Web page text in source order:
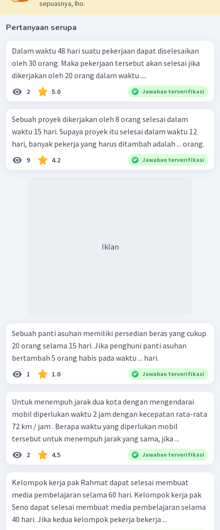
sepuasnya, lho.
Pertanyaan serupa
Dalam waktu 48 hari suatu pekerjaan dapat diselesaikan
oleh 30 orang. Maka pekerjaan tersebut akan selesai jika
dikerjakan oleh 20 orang dalam waktu ....
2 5.0 Jawaban terverifikasi
Sebuah proyek dikerjakan oleh 8 orang selesai dalam
waktu 15 hari. Supaya proyek itu selesai dalam waktu 12
hari, banyak pekerja yang harus ditambah adalah ... orang.
9 4.2 Jawaban terverifikasi
Iklan
Sebuah panti asuhan memiliki persedian beras yang cukup
20 orang selama 15 hari. Jika penghuni panti asuhan
bertambah 5 orang habis pada waktu ... hari.
1 1.0 Jawaban terverifikasi
Untuk menempuh jarak dua kota dengan mengendarai
mobil diperlukan waktu 2 jam dengan kecepatan rata-rata
72 km / jam . Berapa waktu yang diperlukan mobil
tersebut untuk menempuh jarak yang sama, jika ...
2 4.5 Jawaban terverifikasi
Kelompok kerja pak Rahmat dapat selesai membuat
media pembelajaran selama 60 hari. Kelompok kerja pak
Seno dapat selesai membuat media pembelajaran selama
40 hari. Jika kedua kelompok pekerja bekerja ...